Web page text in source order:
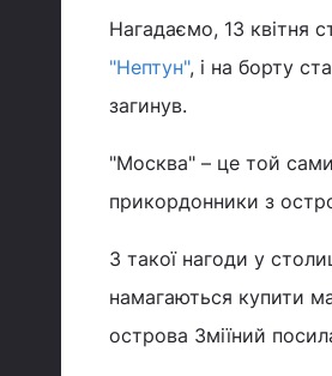
Нагадаємо, 13 квітня
"Нептун", і на борту
загинув.
"Москва" – це той
прикордонники з
З такої нагоди у
намагаються купити
острова Зміїний